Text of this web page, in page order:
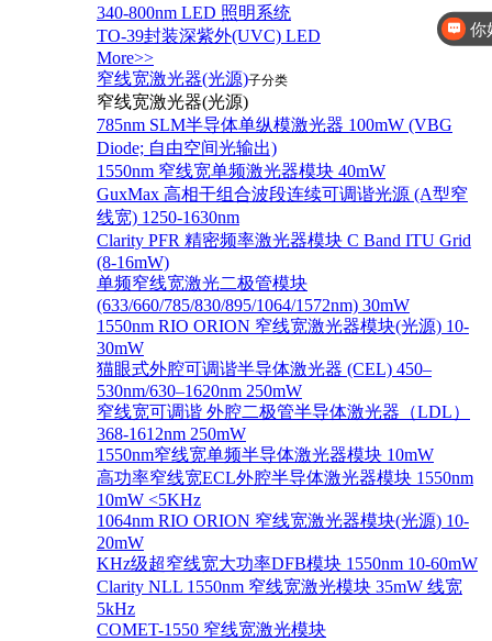
340-800nm LED 照明系统
TO-39封装深紫外(UVC) LED
More>>
窄线宽激光器(光源)子分类
窄线宽激光器(光源)
785nm SLM半导体单纵模激光器 100mW (VBG
Diode; 自由空间光输出)
1550nm 窄线宽单频激光器模块 40mW
GuxMax 高相干组合波段连续可调谐光源 (A型窄
线宽) 1250-1630nm
Clarity PFR 精密频率激光器模块 C Band ITU Grid
(8-16mW)
单频窄线宽激光二极管模块
(633/660/785/830/895/1064/1572nm) 30mW
1550nm RIO ORION 窄线宽激光器模块(光源) 10-
30mW
猫眼式外腔可调谐半导体激光器 (CEL) 450–
530nm/630–1620nm 250mW
窄线宽可调谐 外腔二极管半导体激光器（LDL）
368-1612nm 250mW
1550nm窄线宽单频半导体激光器模块 10mW
高功率窄线宽ECL外腔半导体激光器模块 1550nm
10mW <5KHz
1064nm RIO ORION 窄线宽激光器模块(光源) 10-
20mW
KHz级超窄线宽大功率DFB模块 1550nm 10-60mW
Clarity NLL 1550nm 窄线宽激光模块 35mW 线宽
5kHz
COMET-1550 窄线宽激光模块
你